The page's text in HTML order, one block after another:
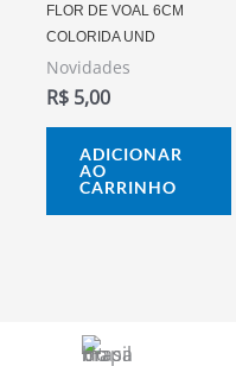
FLOR DE VOAL 6CM
COLORIDA UND
Novidades
R$ 5,00
ADICIONAR
AO
CARRINHO